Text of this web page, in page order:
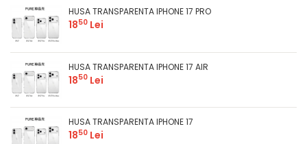
HUSA TRANSPARENTA IPHONE 17 PRO
1850 Lei
HUSA TRANSPARENTA IPHONE 17 AIR
1850 Lei
HUSA TRANSPARENTA IPHONE 17
1850 Lei